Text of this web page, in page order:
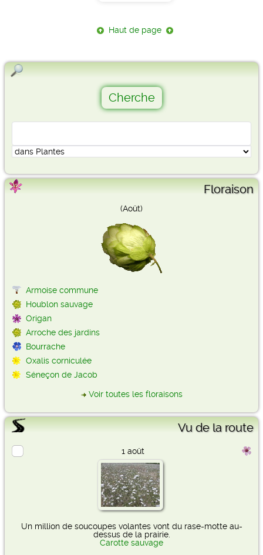
Haut de page
Floraison
(Août)
Armoise commune
Houblon sauvage
Origan
Arroche des jardins
Bourrache
Oxalis corniculée
Séneçon de Jacob
Voir toutes les floraisons
Vu de la route
1 août
Un million de soucoupes volantes vont du rase-motte au-
dessus de la prairie.
Carotte sauvage